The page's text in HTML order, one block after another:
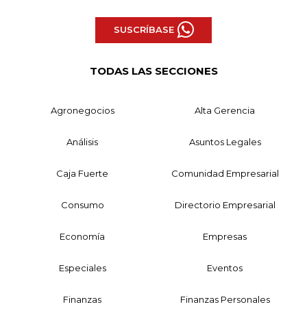
SUSCRÍBASE
TODAS LAS SECCIONES
Agronegocios Alta Gerencia
Análisis Asuntos Legales
Caja Fuerte Comunidad Empresarial
Consumo Directorio Empresarial
Economía Empresas
Especiales Eventos
Finanzas Finanzas Personales